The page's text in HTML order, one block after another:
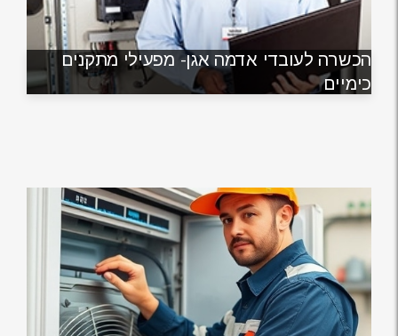
הכשרה לעובדי אדמה אגן- מפעילי מתקנים
כימיים